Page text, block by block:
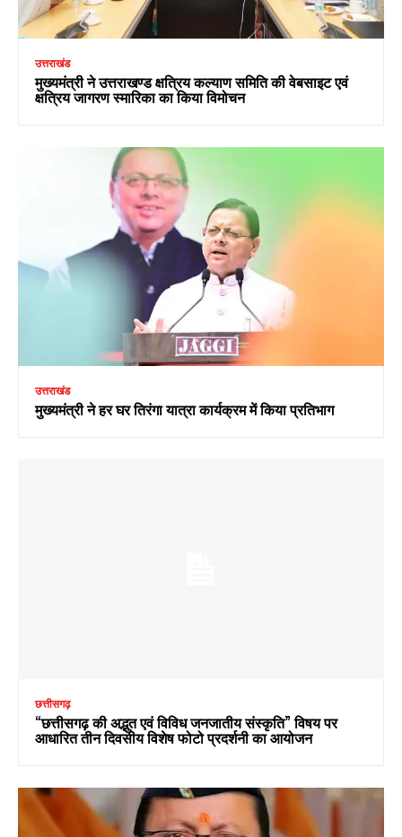
उत्तराखंड
मुख्यमंत्री ने उत्तराखण्ड क्षत्रिय कल्याण समिति की वेबसाइट एवं
क्षत्रिय जागरण स्मारिका का किया विमोचन
उत्तराखंड
मुख्यमंत्री ने हर घर तिरंगा यात्रा कार्यक्रम में किया प्रतिभाग
छत्तीसगढ़
“छत्तीसगढ़ की अद्भुत एवं विविध जनजातीय संस्कृति” विषय पर
आधारित तीन दिवसीय विशेष फोटो प्रदर्शनी का आयोजन